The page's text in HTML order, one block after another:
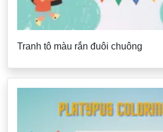
Tranh tô màu rắn đuôi chuông